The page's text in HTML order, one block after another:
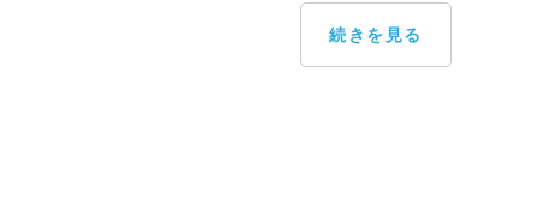
続きを見る